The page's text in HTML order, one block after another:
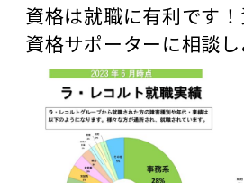
資格は就職に有利です
資格サポーターに相談し